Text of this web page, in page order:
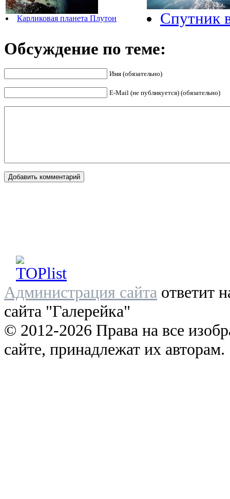
Карликовая планета Плутон Спутник
Обсуждение по теме:
Имя (обязательно)
E-Mail (не публикуется) (обязательно)
Администрация сайта ответит
сайта "Галерейка"
© 2012-2026 Права на все
сайте, принадлежат их авторам.